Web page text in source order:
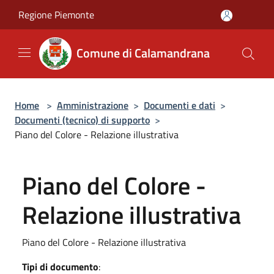
Regione Piemonte
Comune di Calamandrana
Home > Amministrazione > Documenti e dati >
Documenti (tecnico) di supporto >
Piano del Colore - Relazione illustrativa
Piano del Colore -
Relazione illustrativa
Piano del Colore - Relazione illustrativa
Tipi di documento: